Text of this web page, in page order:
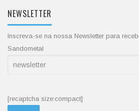
NEWSLETTER
Inscreva-se na nossa Newsletter para
Sandometal
[recaptcha size:compact]